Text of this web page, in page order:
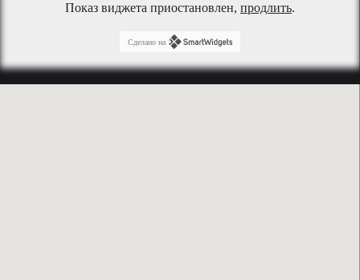
Показ виджета приостановлен, продлить.
Сделано на